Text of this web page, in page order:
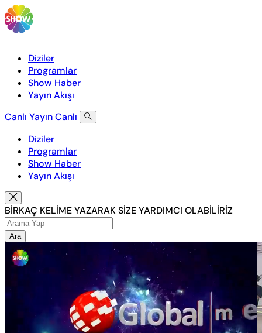
Diziler
Programlar
Show Haber
Yayın Akışı
Canlı YayınCanlı
Diziler
Programlar
Show Haber
Yayın Akışı
BİRKAÇ KELİME YAZARAK SİZE YARDIMCI OLABİLİRİZ
Ara